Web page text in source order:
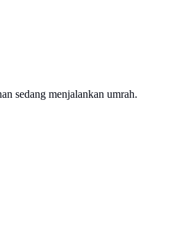
sedang menjalankan umrah.